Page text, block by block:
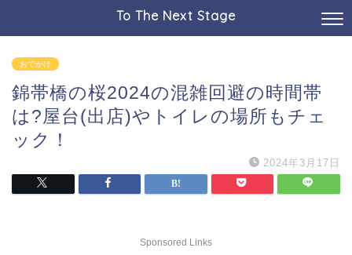
To The Next Stage
おでかけ
錦帯橋の桜2024の混雑回避の時間帯
は?屋台(出店)やトイレの場所もチェ
ック！
2024年3月17日
Sponsored Links